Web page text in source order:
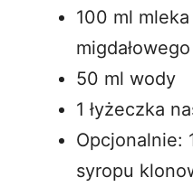
100 ml
50 ml wody
1 łyżeczka
Opcjonalnie:
syropu